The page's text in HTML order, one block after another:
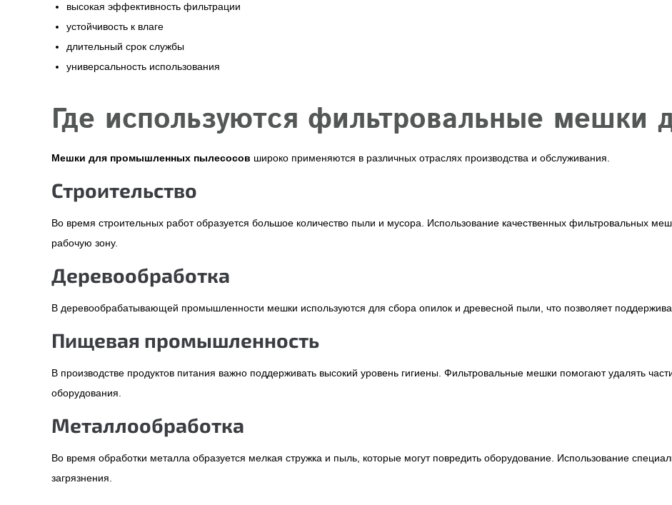
высокая эффективность фильтрации
устойчивость к влаге
длительный срок службы
универсальность использования
Где используются фильтровальные мешки
Мешки для промышленных пылесосов широко применяются в различных отраслях производства и обслуживания.
Строительство
Во время строительных работ образуется большое количество пыли и мусора. Использование качественных фильтровальных
рабочую зону.
Деревообработка
В деревообрабатывающей промышленности мешки используются для сбора опилок и древесной пыли, что позволяет
Пищевая промышленность
В производстве продуктов питания важно поддерживать высокий уровень гигиены. Фильтровальные мешки помогают удалять
оборудования.
Металлообработка
Во время обработки металла образуется мелкая стружка и пыль, которые могут повредить оборудование. Использование
загрязнения.